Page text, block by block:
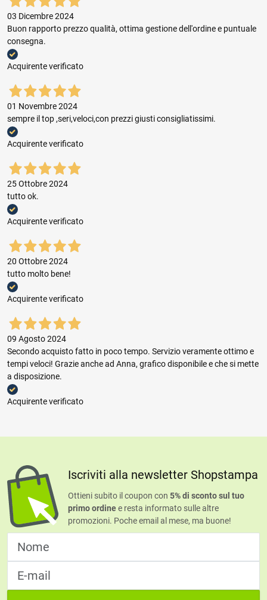
03 Dicembre 2024
Buon rapporto prezzo qualità, ottima gestione dell'ordine e puntuale
consegna.
Acquirente verificato
01 Novembre 2024
sempre il top ,seri,veloci,con prezzi giusti consigliatissimi.
Acquirente verificato
25 Ottobre 2024
tutto ok.
Acquirente verificato
20 Ottobre 2024
tutto molto bene!
Acquirente verificato
09 Agosto 2024
Secondo acquisto fatto in poco tempo. Servizio veramente ottimo e
tempi veloci! Grazie anche ad Anna, grafico disponibile e che si mette
a disposizione.
Acquirente verificato
Iscriviti alla newsletter Shopstampa
Ottieni subito il coupon con 5% di sconto sul tuo
primo ordinee resta informato sulle altre
promozioni. Poche email al mese, ma buone!